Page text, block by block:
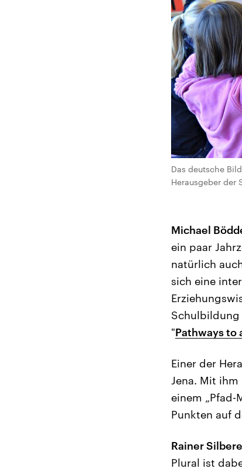
Das deutsche
Herausgeber der
Michael
ein paar
natürlich
sich eine
Schulbildung
"Pathways to
Einer der
Jena. Mit
einem
Punkten auf
Rainer
Plural ist